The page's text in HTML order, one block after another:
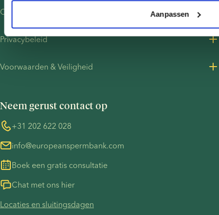
Aanpassen
Neem gerust contact op
+31 202 622 028
info@europeanspermbank.com
Boek een gratis consultatie
Chat met ons hier
Locaties en sluitingsdagen
Over ons
Over ons
Perscontact
Informatie over de TP53-zaak
Privacybeleid
Voorwaarden & Veiligheid
COVID-19
Whistleblower